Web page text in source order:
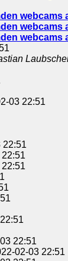
webcams
webcams
webcams
03 22:51
22:51
22:51
02-03 22:51